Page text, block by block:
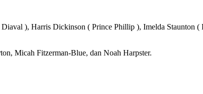
), Harris Dickinson ( Prince Phillip ), Imelda Staunton (
Micah Fitzerman-Blue, dan Noah Harpster.